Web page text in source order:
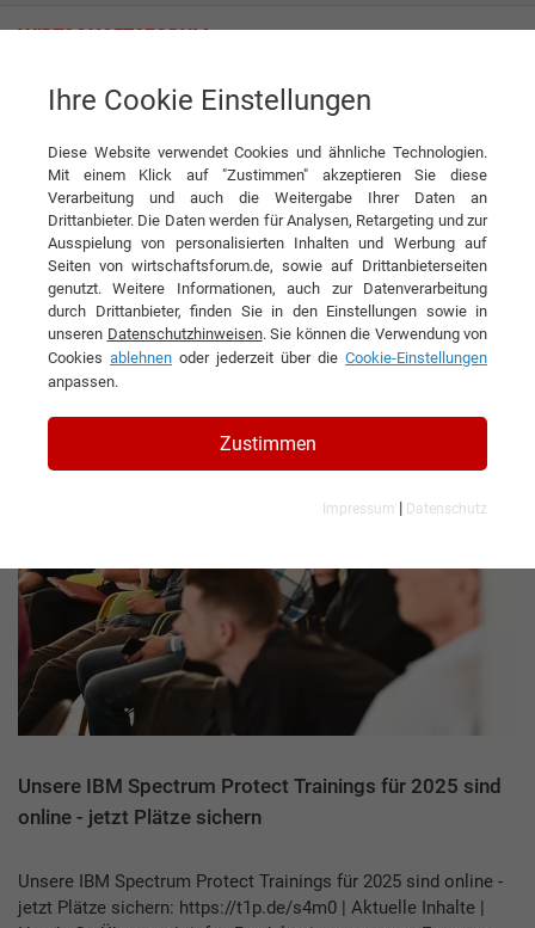
Empalis Consulting GmbH
News Empalis Consulting GmbH
DIESEN ARTIKEL EMPFEHLEN
IBM Spectrum Protect Trainings
für 2025
Unsere IBM Spectrum Protect Trainings für 2025 sind
online - jetzt Plätze sichern
Unsere IBM Spectrum Protect Trainings für 2025 sind online -
jetzt Plätze sichern: https://t1p.de/s4m0 | Aktuelle Inhalte |
Ihre Cookie Einstellungen
Diese Website verwendet Cookies und ähnliche Technologien.
Mit einem Klick auf "Zustimmen" akzeptieren Sie diese
Verarbeitung und auch die Weitergabe Ihrer Daten an
Drittanbieter. Die Daten werden für Analysen, Retargeting und zur
Ausspielung von personalisierten Inhalten und Werbung auf
Seiten von wirtschaftsforum.de, sowie auf Drittanbieterseiten
genutzt. Weitere Informationen, auch zur Datenverarbeitung
durch Drittanbieter, finden Sie in den Einstellungen sowie in
unseren Datenschutzhinweisen. Sie können die Verwendung von
Cookies ablehnen oder jederzeit über die Cookie-Einstellungen
anpassen.
Zustimmen
Impressum | Datenschutz